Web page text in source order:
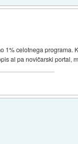
1% celotnega programa.
al pa novičarski portal,